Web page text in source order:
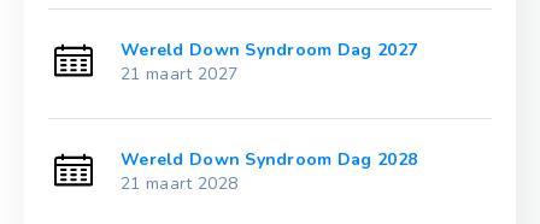
Wereld Down Syndroom Dag 2027
21 maart 2027
Wereld Down Syndroom Dag 2028
21 maart 2028